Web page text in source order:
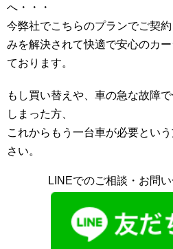
へ・・・
今弊社でこちらのプランでご契
みを解決されて快適で安心のカ
ております。
もし買い替えや、車の急な故障
しまった方、
これからもう一台車が必要とい
さい。
LINEでのご相談・お問